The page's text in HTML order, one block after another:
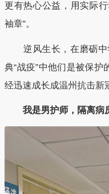
更有热心公益，用实际
袖章”。
逆风生长，在磨砺中
典“战疫”中他们是被保护
经迅速成长成温州抗击新
我是男护师，隔离病